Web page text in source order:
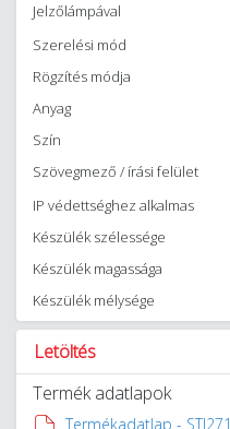
Jelzőlámpával
Szerelési mód
Rögzítés módja
Anyag
Szín
Szövegmező / írási felület
IP védettséghez alkalmas
Készülék szélessége
Készülék magassága
Készülék mélysége
Letöltés
Termék adatlapok
Termékadatlap - STI271